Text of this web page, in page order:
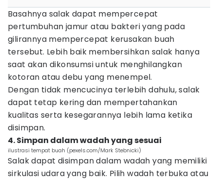
Basahnya salak dapat mempercepat
pertumbuhan jamur atau bakteri yang pada
gilirannya mempercepat kerusakan buah
tersebut. Lebih baik membersihkan salak hanya
saat akan dikonsumsi untuk menghilangkan
kotoran atau debu yang menempel.
Dengan tidak mencucinya terlebih dahulu, salak
dapat tetap kering dan mempertahankan
kualitas serta kesegarannya lebih lama ketika
disimpan.
4. Simpan dalam wadah yang sesuai
ilustrasi tempat buah (pexels.com/Mark Stebnicki)
Salak dapat disimpan dalam wadah yang memiliki
sirkulasi udara yang baik. Pilih wadah terbuka atau